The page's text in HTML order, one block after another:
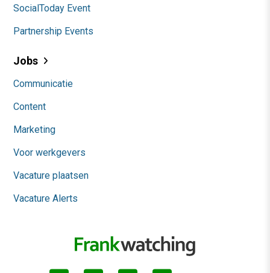
SocialToday Event
Partnership Events
Jobs
Communicatie
Content
Marketing
Voor werkgevers
Vacature plaatsen
Vacature Alerts